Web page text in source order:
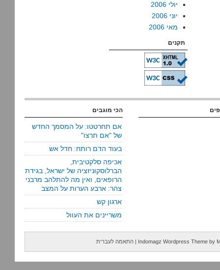
יולי 2006
יוני 2006
מאי 2006
תקנים
הכי מוגבים
אם תחרטטו: על המסמך החדש
של "אם תרצו"
בעוד הדם רותח: חדל אש
אכיפה סלקטיבית,
הברלוסקוניזציה של ישראל, בגידת
הרופאים, ואין מה להתלהב מרבני
צהר: ארבע הערות על המצב
ארגון קש
משריינים את העוול
Indomagz Wordpress Theme by
| התאמה לעברית